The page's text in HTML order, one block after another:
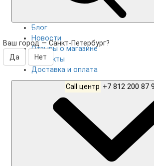
Санкт-Петербург
Ваш город —Санкт-Петербург?
Блог
Новости
Отзывы о магазине
Контакты
Доставка и оплата
Call центр